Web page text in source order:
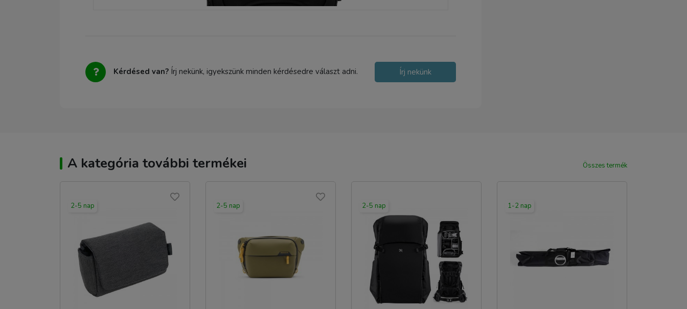
Kérdésed van? Írj nekünk, igyekszünk minden kérdésedre választ adni. Írj nekünk
A kategória további termékei Összes termék
2-5 nap 2-5 nap 2-5 nap 1-2 nap